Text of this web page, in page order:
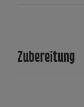
Zubereitung